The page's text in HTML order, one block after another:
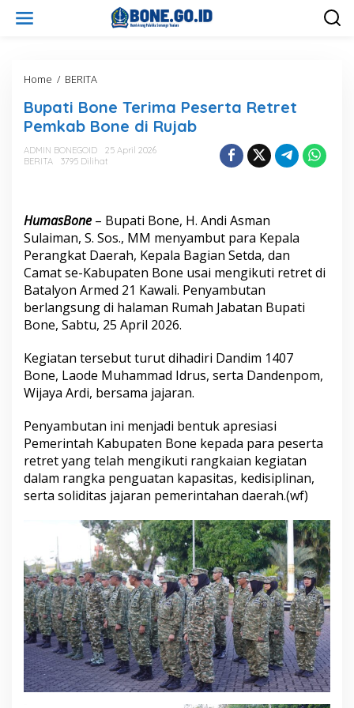
Home / BERITA
p
a
t
B
T
e
r
i
m
a
P
s
r
a
e
t
r
e
t
P
m
k
a
b
B
o
n
e
d
i
R
u
j
Bupati Bone Terima Peserta Retret
Pemkab Bone di Rujab
ADMIN BONEGOID
25 April 2026
BERITA
3795 Dilihat
HumasBone – Bupati Bone, H. Andi Asman
Sulaiman, S. Sos., MM menyambut para Kepala
Perangkat Daerah, Kepala Bagian Setda, dan
Camat se-Kabupaten Bone usai mengikuti retret di
Batalyon Armed 21 Kawali. Penyambutan
berlangsung di halaman Rumah Jabatan Bupati
Bone, Sabtu, 25 April 2026.
Kegiatan tersebut turut dihadiri Dandim 1407
Bone, Laode Muhammad Idrus, serta Dandenpom,
Wijaya Ardi, bersama jajaran.
Penyambutan ini menjadi bentuk apresiasi
Pemerintah Kabupaten Bone kepada para peserta
retret yang telah mengikuti rangkaian kegiatan
dalam rangka penguatan kapasitas, kedisiplinan,
serta soliditas jajaran pemerintahan daerah.(wf)